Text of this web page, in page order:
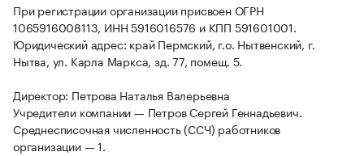
При регистрации организации присвоен ОГРН
1065916008113, ИНН 5916016576 и КПП 591601001.
Юридический адрес: край Пермский, г.о. Нытвенский, г.
Нытва, ул. Карла Маркса, зд. 77, помещ. 5.
Директор: Петрова Наталья Валерьевна
Учредители компании — Петров Сергей Геннадьевич.
Среднесписочная численность (ССЧ) работников
организации — 1.